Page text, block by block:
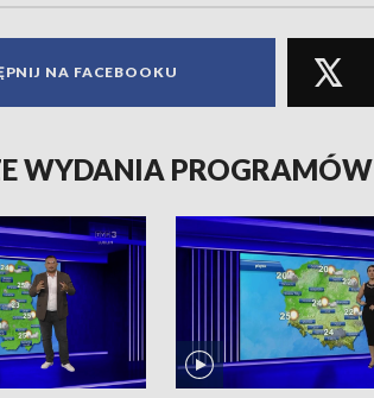
NA FACEBOOKU
WYDANIA PROGRAMÓW